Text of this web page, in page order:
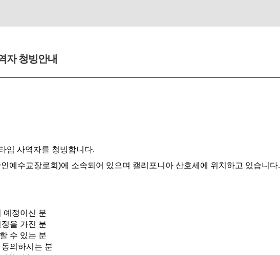
자 청빙안내
임 사역자를 청빙합니다.
예수교장로회)에 소속되어 있으며 캘리포니아 산호세에 위치하고 있습니다.
예정이신 분
을 가진 분
수 있는 분
의하시는 분